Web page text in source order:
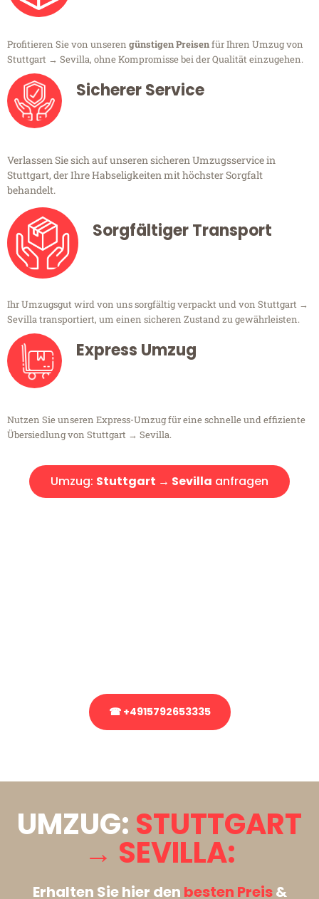
Profitieren Sie von unseren günstigen Preisenfür Ihren Umzug von
Stuttgart → Sevilla, ohne Kompromisse bei der Qualität einzugehen.
Sicherer Service
Verlassen Sie sich auf unseren sicheren Umzugsservice in
Stuttgart, der Ihre Habseligkeiten mit höchster Sorgfalt
behandelt.
Sorgfältiger Transport
Ihr Umzugsgut wird von uns sorgfältig verpackt und von Stuttgart →
Sevilla transportiert, um einen sicheren Zustand zu gewährleisten.
Express Umzug
Nutzen Sie unseren Express-Umzug für eine schnelle und effiziente
Übersiedlung von Stuttgart → Sevilla.
Umzug: Stuttgart → Sevilla anfragen
☎ +4915792653335
UMZUG: STUTTGART
→ SEVILLA:
Erhalten Sie hier den besten Preis&